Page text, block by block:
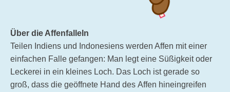
Über die AffenfalleIn
Teilen Indiens und Indonesiens werden Affen mit einer
einfachen Falle gefangen: Man legt eine Süßigkeit oder
Leckerei in ein kleines Loch. Das Loch ist gerade so
groß, dass die geöffnete Hand des Affen hineingreifen